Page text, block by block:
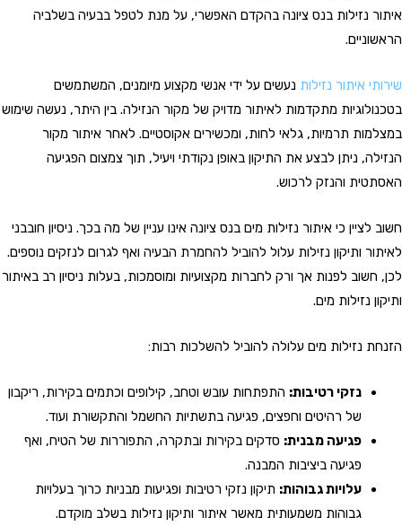
איתור נזילות בנס ציונה בהקדם האפשרי, על מנת לטפל בבעיה בשלביה
הראשוניים.
שירותי איתור נזילות נעשים על ידי אנשי מקצוע מיומנים, המשתמשים
בטכנולוגיות מתקדמות לאיתור מדויק של מקור הנזילה. בין היתר, נעשה שימוש
במצלמות תרמיות, גלאי לחות, ומכשירים אקוסטיים. לאחר איתור מקור
הנזילה, ניתן לבצע את התיקון באופן נקודתי ויעיל, תוך צמצום הפגיעה
האסתטית והנזק לרכוש.
חשוב לציין כי איתור נזילות מים בנס ציונה אינו עניין של מה בכך. ניסיון חובבני
לאיתור ותיקון נזילות עלול להוביל להחמרת הבעיה ואף לגרום לנזקים נוספים.
לכן, חשוב לפנות אך ורק לחברות מקצועיות ומוסמכות, בעלות ניסיון רב באיתור
ותיקון נזילות מים.
הזנחת נזילות מים עלולה להוביל להשלכות רבות:
נזקי רטיבות: התפתחות עובש וטחב, קילופים וכתמים בקירות, ריקבון
של רהיטים וחפצים, פגיעה בתשתיות החשמל והתקשורת ועוד.
פגיעה מבנית: סדקים בקירות ובתקרה, התפוררות של הטיח, ואף
פגיעה ביציבות המבנה.
עלויות גבוהות: תיקון נזקי רטיבות ופגיעות מבניות כרוך בעלויות
גבוהות משמעותית מאשר איתור ותיקון נזילות בשלב מוקדם.